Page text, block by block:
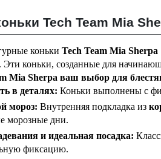
Tech Team Mia
коньки Tech Team Mia Sherpa
Эти коньки, созданные для
Mia Sherpa ваш выбор для
в деталях: Коньки выполнены с
мороз: Внутренняя подкладка из
морозные дни.
и идеальная посадка:
фиксацию.